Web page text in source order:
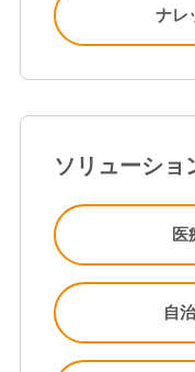
ナレ
ソリューショ
医
自